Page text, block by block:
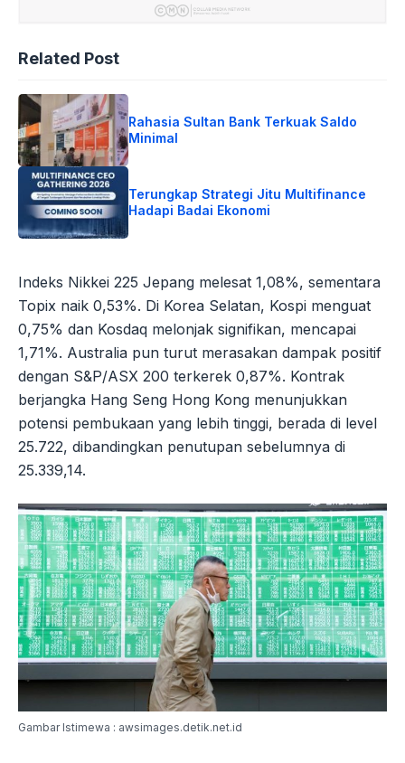
Related Post
Rahasia Sultan Bank Terkuak Saldo
Minimal
Terungkap Strategi Jitu Multifinance
Hadapi Badai Ekonomi
Indeks Nikkei 225 Jepang melesat 1,08%, sementara
Topix naik 0,53%. Di Korea Selatan, Kospi menguat
0,75% dan Kosdaq melonjak signifikan, mencapai
1,71%. Australia pun turut merasakan dampak positif
dengan S&P/ASX 200 terkerek 0,87%. Kontrak
berjangka Hang Seng Hong Kong menunjukkan
potensi pembukaan yang lebih tinggi, berada di level
25.722, dibandingkan penutupan sebelumnya di
25.339,14.
Gambar Istimewa : awsimages.detik.net.id